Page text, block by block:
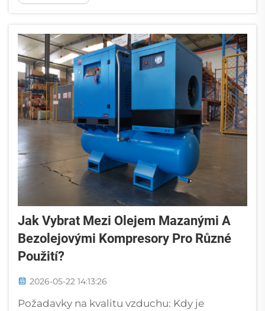
pohyblivým modelům. Jejich dvojice
nepřerušovaném pohybu...
Jak Vybrat Mezi Olejem Mazanými A
Bezolejovými Kompresory Pro Různé
Použití?
2026-05-22 14:13:26
Požadavky na kvalitu vzduchu: Kdy je